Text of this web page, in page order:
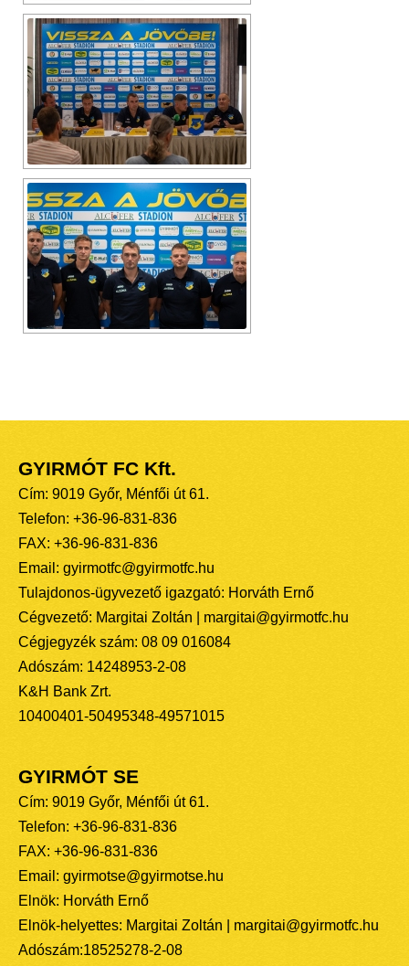
GYIRMÓT FC Kft.
Cím: 9019 Győr, Ménfői út 61.
Telefon: +36-96-831-836
FAX: +36-96-831-836
Email: gyirmotfc@gyirmotfc.hu
Tulajdonos-ügyvezető igazgató: Horváth Ernő
Cégvezető: Margitai Zoltán | margitai@gyirmotfc.hu
Cégjegyzék szám: 08 09 016084
Adószám: 14248953-2-08
K&H Bank Zrt.
10400401-50495348-49571015
GYIRMÓT SE
Cím: 9019 Győr, Ménfői út 61.
Telefon: +36-96-831-836
FAX: +36-96-831-836
Email: gyirmotse@gyirmotse.hu
Elnök: Horváth Ernő
Elnök-helyettes: Margitai Zoltán | margitai@gyirmotfc.hu
Adószám:18525278-2-08